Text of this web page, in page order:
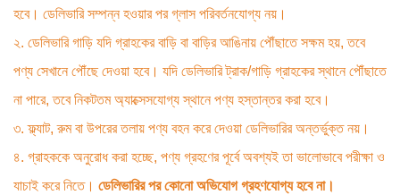
হবে। ডেলিভারি সম্পন্ন হওয়ার পর গ্লাস পরিবর্তনযোগ্য নয়।
২. ডেলিভারি গাড়ি যদি গ্রাহকের বাড়ি বা বাড়ির আঙিনায় পৌঁছাতে সক্ষম হয়, তবে
পণ্য সেখানে পৌঁছে দেওয়া হবে। যদি ডেলিভারি ট্রাক/গাড়ি গ্রাহকের স্থানে পৌঁছাতে
না পারে, তবে নিকটতম অ্যাক্সেসযোগ্য স্থানে পণ্য হস্তান্তর করা হবে।
৩. ফ্ল্যাট, রুম বা উপরের তলায় পণ্য বহন করে দেওয়া ডেলিভারির অন্তর্ভুক্ত নয়।
৪. গ্রাহককে অনুরোধ করা হচ্ছে, পণ্য গ্রহণের পূর্বে অবশ্যই তা ভালোভাবে পরীক্ষা ও
যাচাই করে নিতে। ডেলিভারির পর কোনো অভিযোগ গ্রহণযোগ্য হবে না।